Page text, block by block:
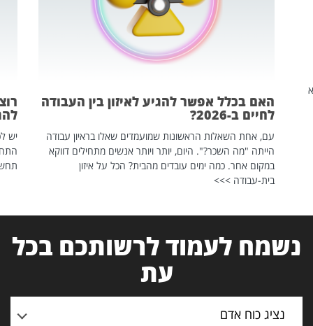
האם בכלל אפשר להגיע לאיזון בין העבודה
לחיים ב-2026?
עם, אחת השאלות הראשונות שמועמדים שאלו בראיון עבודה
הייתה "מה השכר?". היום, יותר ויותר אנשים מתחילים דווקא
במקום אחר. כמה ימים עובדים מהבית? הכל על איזון
בית-עבודה >>>
יש
נשמח לעמוד לרשותכם בכל
עת
נציג כוח אדם